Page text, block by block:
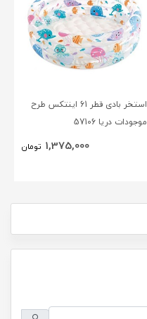
استخر بادی قطر 61 اینتکس طرح
موجودات دریا 57106
1,375,000 تومان